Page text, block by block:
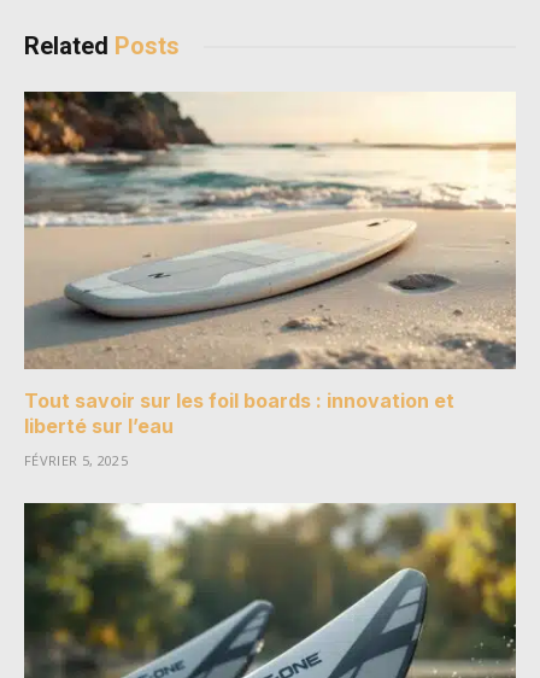
Related Posts
Tout savoir sur les foil boards : innovation et
liberté sur l’eau
FÉVRIER 5, 2025